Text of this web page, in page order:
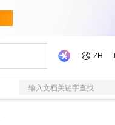
输入文档关键字查找